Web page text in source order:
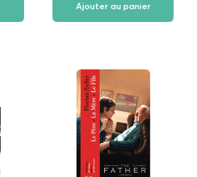
Ajouter au panier